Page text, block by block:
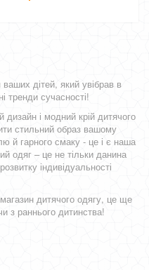
дітей, який увібрав в
тренди сучасності!
дизайн і модний крій дитячого
стильний образ вашому
й гарного смаку - це і є наша
одяг – це не тільки данина
індивідуальності
дитячого одягу, це ще
з раннього дитинства!